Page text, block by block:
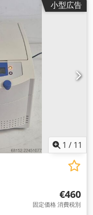
小型広告
1 / 11
€460
固定価格 消費税別